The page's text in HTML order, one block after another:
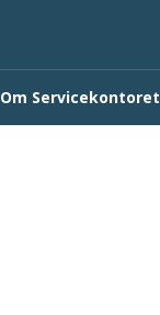
Om Servicekontoret